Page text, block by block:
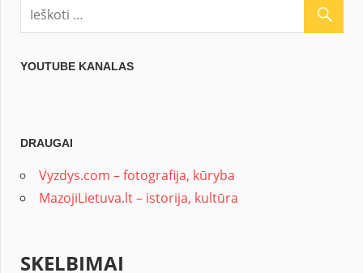
YOUTUBE KANALAS
DRAUGAI
Vyzdys.com – fotografija, kūryba
MazojiLietuva.lt – istorija, kultūra
SKELBIMAI